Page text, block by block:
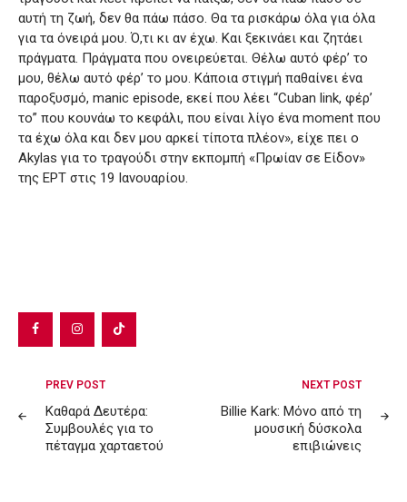
αυτή τη ζωή, δεν θα πάω πάσο. Θα τα ρισκάρω όλα για όλα
για τα όνειρά μου. Ό,τι κι αν έχω. Και ξεκινάει και ζητάει
πράγματα. Πράγματα που ονειρεύεται. Θέλω αυτό φέρ’ το
μου, θέλω αυτό φέρ’ το μου. Κάποια στιγμή παθαίνει ένα
παροξυσμό, manic episode, εκεί που λέει “Cuban link, φέρ’
το” που κουνάω το κεφάλι, που είναι λίγο ένα moment που
τα έχω όλα και δεν μου αρκεί τίποτα πλέον», είχε πει ο
Akylas για το τραγούδι στην εκπομπή «Πρωίαν σε Είδον»
της ΕΡΤ στις 19 Ιανουαρίου.
Post
navigation
PREV POST
Καθαρά Δευτέρα:
Συμβουλές για το
πέταγμα χαρταετού
NEXT POST
Billie Kark: Μόνο από τη
μουσική δύσκολα
επιβιώνεις